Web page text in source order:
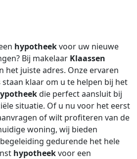
hypotheekvoor uw nieuwe
Bij makelaar Klaassen
het juiste adres. Onze ervaren
staan klaar om u te helpen bij het
die perfect aansluit bij
situatie. Of u nu voor het eerst
of wilt profiteren van de
woning, wij bieden
gedurende het hele
hypotheekvoor een